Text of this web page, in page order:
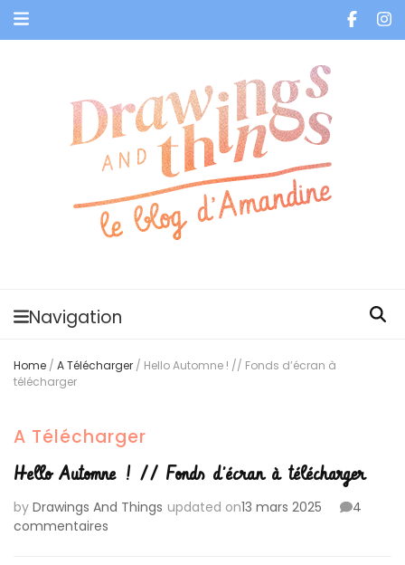
Navigation
Home / A Télécharger / Hello Automne ! // Fonds d’écran à
télécharger
A Télécharger
Hello Automne ! // Fonds d’écran à télécharger
by Drawings And Things updated on13 mars 2025
4
commentaires